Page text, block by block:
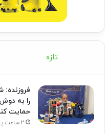
تازه
فروزنده:
را به
حمایت
۲ ساعت پیش